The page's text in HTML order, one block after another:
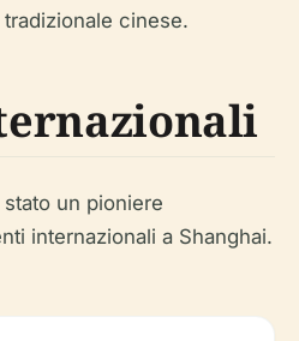
cinese.
un pioniere
internazionali a Shanghai.